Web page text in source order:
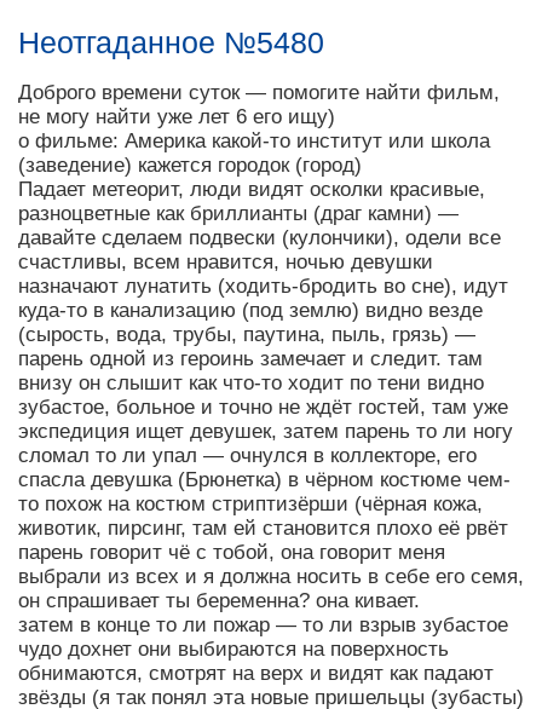
Неотгаданное №5480
Доброго времени суток — помогите найти фильм,
не могу найти уже лет 6 его ищу)
о фильме: Америка какой-то институт или школа
(заведение) кажется городок (город)
Падает метеорит, люди видят осколки красивые,
разноцветные как бриллианты (драг камни) —
давайте сделаем подвески (кулончики), одели все
счастливы, всем нравится, ночью девушки
назначают лунатить (ходить-бродить во сне), идут
куда-то в канализацию (под землю) видно везде
(сырость, вода, трубы, паутина, пыль, грязь) —
парень одной из героинь замечает и следит. там
внизу он слышит как что-то ходит по тени видно
зубастое, больное и точно не ждёт гостей, там уже
экспедиция ищет девушек, затем парень то ли ногу
сломал то ли упал — очнулся в коллекторе, его
спасла девушка (Брюнетка) в чёрном костюме чем-
то похож на костюм стриптизёрши (чёрная кожа,
животик, пирсинг, там ей становится плохо её рвёт
парень говорит чё с тобой, она говорит меня
выбрали из всех и я должна носить в себе его семя,
он спрашивает ты беременна? она кивает.
затем в конце то ли пожар — то ли взрыв зубастое
чудо дохнет они выбираются на поверхность
обнимаются, смотрят на верх и видят как падают
звёзды (я так понял эта новые пришельцы (зубасты)